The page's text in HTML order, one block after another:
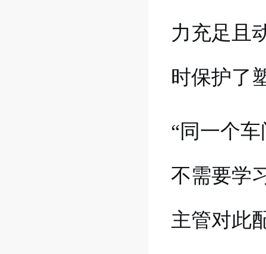
力充足且
时保护了
“同一个
不需要学
主管对此